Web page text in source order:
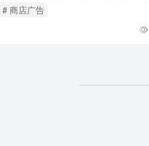
# 商店广告